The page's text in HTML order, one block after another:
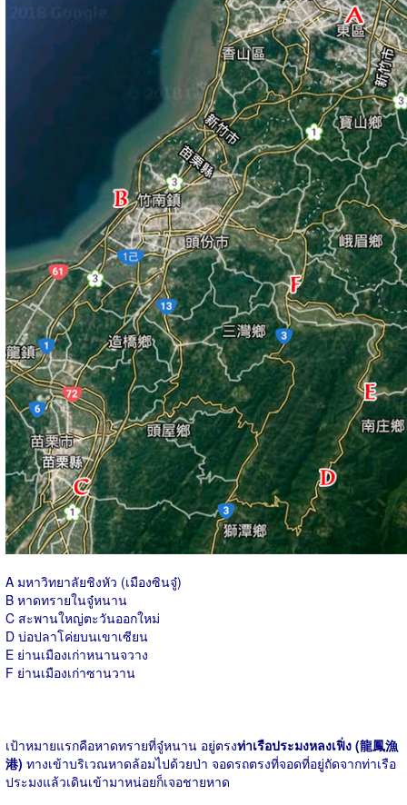
A มหาวิทยาลัยชิงหัว (เมืองซินจู๋)
B หาดทรายในจู๋หนาน
C สะพานใหญ่ตะวันออกใหม่
D บ่อปลาโค่ยบนเขาเซียน
E ย่านเมืองเก่าหนานจวาง
F ย่านเมืองเก่าซานวาน
เป้าหมายแรกคือหาดทรายที่จู๋หนาน อยู่ตรงท่าเรือประมงหลงเฟิ่ง (龍鳳漁
港) ทางเข้าบริเวณหาดล้อมไปด้วยป่า จอดรถตรงที่จอดที่อยู่ถัดจากท่าเรือ
ประมงแล้วเดินเข้ามาหน่อยก็เจอชายหาด